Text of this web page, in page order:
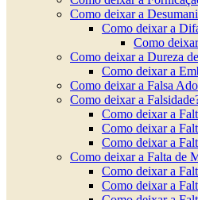
Como deixar a
Como deixar a
Como
Como deixar a Dureza
Como deixar a
Como deixar a Falsa
Como deixar a
Como deixar a
Como deixar a
Como deixar a
Como deixar a Falta de
Como deixar a
Como deixar a